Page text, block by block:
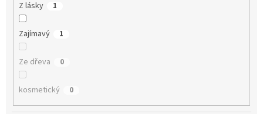
Z lásky 1
Zajímavý 1
Ze dřeva 0
kosmetický 0